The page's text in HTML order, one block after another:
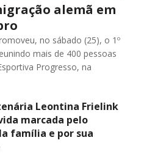
alemã em
no sábado (25), o 1º
mais de 400 pessoas
Progresso, na
Leontina Frielink
marcada pelo
família e por sua